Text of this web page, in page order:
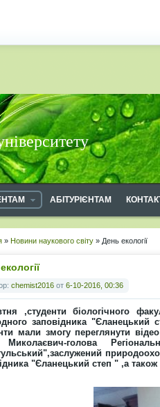
АБІТУРІЄНТАМ
» Новини наукового світу » День екології
chemist2016 от 6-10-2016, 00:36
,студенти біологічного
заповідника "Єланецький
мали змогу переглянути
голова
"Єланецький степ " ,а